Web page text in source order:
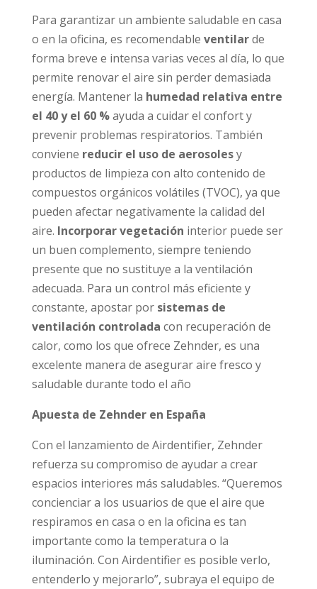
Para garantizar un ambiente saludable en casa
o en la oficina, es recomendable ventilarde
forma breve e intensa varias veces al día, lo que
permite renovar el aire sin perder demasiada
energía. Mantener la humedad relativa entre
el 40 y el 60 %ayuda a cuidar el confort y
prevenir problemas respiratorios. También
conviene reducir el uso de aerosolesy
productos de limpieza con alto contenido de
compuestos orgánicos volátiles (TVOC), ya que
pueden afectar negativamente la calidad del
aire. Incorporar vegetación interior puede ser
un buen complemento, siempre teniendo
presente que no sustituye a la ventilación
adecuada. Para un control más eficiente y
constante, apostar por sistemas de
ventilación controlada con recuperación de
calor, como los que ofrece Zehnder, es una
excelente manera de asegurar aire fresco y
saludable durante todo el año
Apuesta de Zehnder en España
Con el lanzamiento de Airdentifier, Zehnder
refuerza su compromiso de ayudar a crear
espacios interiores más saludables. “Queremos
concienciar a los usuarios de que el aire que
respiramos en casa o en la oficina es tan
importante como la temperatura o la
iluminación. Con Airdentifier es posible verlo,
entenderlo y mejorarlo”, subraya el equipo de